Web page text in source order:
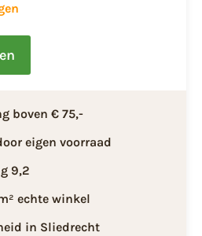
boven € 75,-
eigen voorraad
9,2
echte winkel
in Sliedrecht